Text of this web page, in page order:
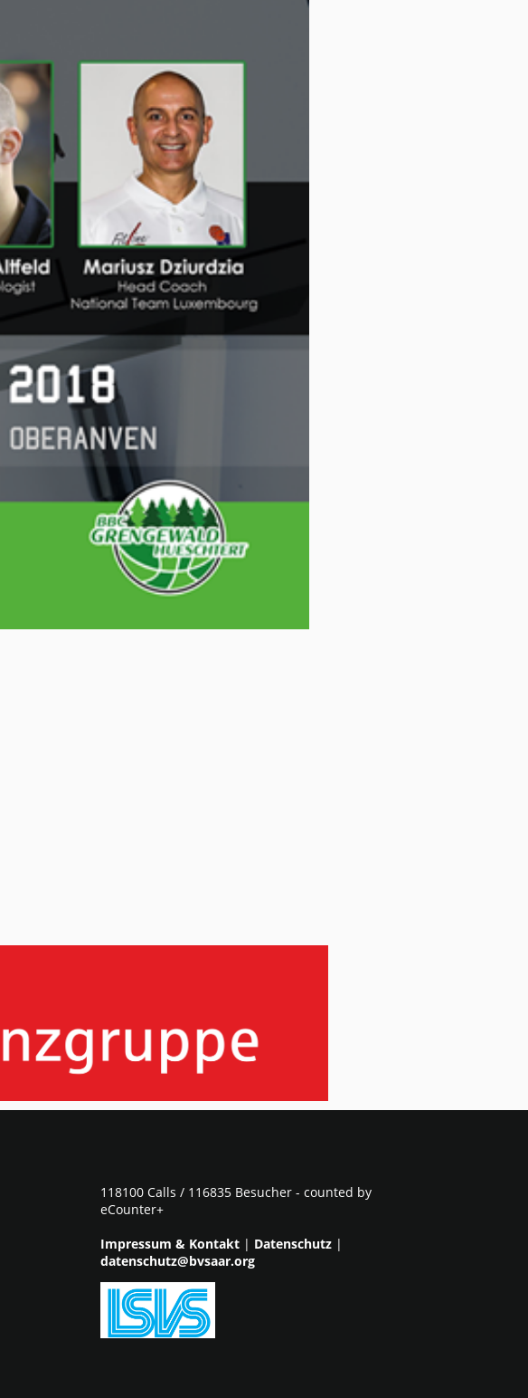
118100 Calls / 116835 Besucher - counted by
eCounter+
Impressum & Kontakt | Datenschutz |
datenschutz@bvsaar.org